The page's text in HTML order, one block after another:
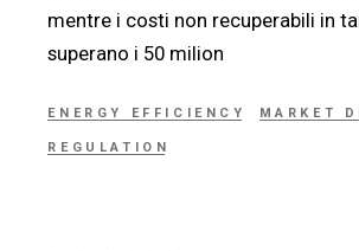
mentre i costi non recuperabili in
superano i 50 milion
ENERGY EFFICIENCY MARKET
REGULATION